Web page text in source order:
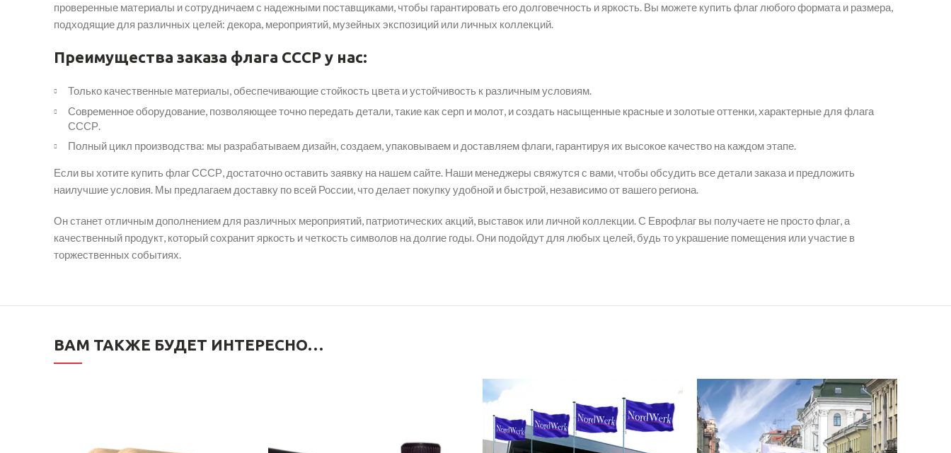
проверенные материалы и сотрудничаем с надежными поставщиками, чтобы гарантировать его долговечность и яркость. Вы можете купить флаг любого формата и размера,
подходящие для различных целей: декора, мероприятий, музейных экспозиций или личных коллекций.
Преимущества заказа флага СССР у нас:
Только качественные материалы, обеспечивающие стойкость цвета и устойчивость к различным условиям.
Современное оборудование, позволяющее точно передать детали, такие как серп и молот, и создать насыщенные красные и золотые оттенки, характерные для флага
СССР.
Полный цикл производства: мы разрабатываем дизайн, создаем, упаковываем и доставляем флаги, гарантируя их высокое качество на каждом этапе.
Если вы хотите купить флаг СССР, достаточно оставить заявку на нашем сайте. Наши менеджеры свяжутся с вами, чтобы обсудить все детали заказа и предложить
наилучшие условия. Мы предлагаем доставку по всей России, что делает покупку удобной и быстрой, независимо от вашего региона.
Он станет отличным дополнением для различных мероприятий, патриотических акций, выставок или личной коллекции. С Еврофлаг вы получаете не просто флаг, а
качественный продукт, который сохранит яркость и четкость символов на долгие годы. Они подойдут для любых целей, будь то украшение помещения или участие в
торжественных событиях.
ВАМ ТАКЖЕ БУДЕТ ИНТЕРЕСНО…